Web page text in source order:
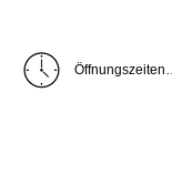
Öffnungszeiten